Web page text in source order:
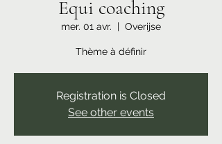
Equi coaching
mer. 01 avr.
  |
Overijse
Thème à définir
Registration is Closed
See other events